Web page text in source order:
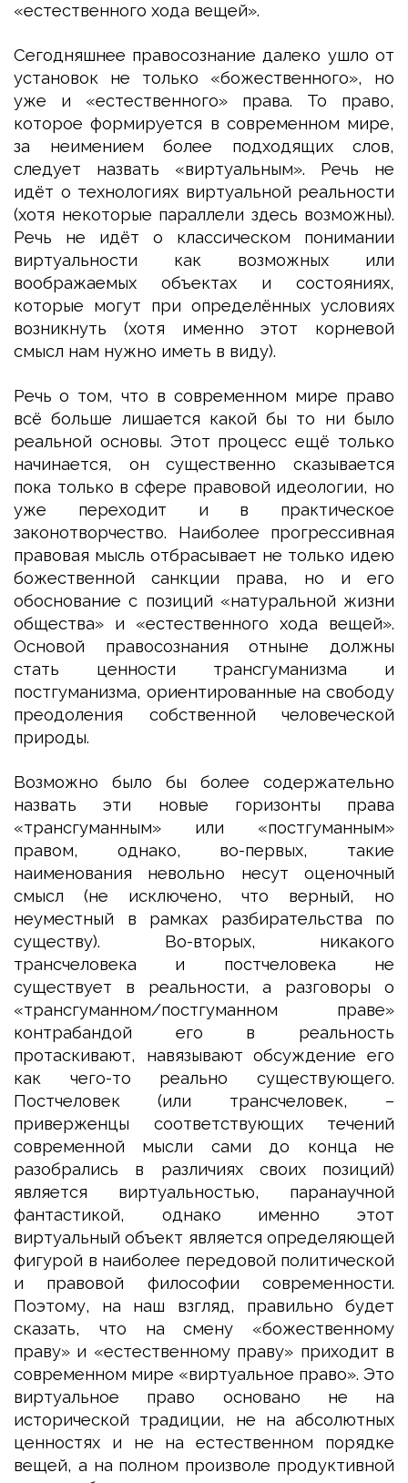
«естественного хода вещей».
Сегодняшнее правосознание далеко ушло от
установок не только «божественного», но
уже и «естественного» права. То право,
которое формируется в современном мире,
за неимением более подходящих слов,
следует назвать «виртуальным». Речь не
идёт о технологиях виртуальной реальности
(хотя некоторые параллели здесь возможны).
Речь не идёт о классическом понимании
виртуальности как возможных или
воображаемых объектах и состояниях,
которые могут при определённых условиях
возникнуть (хотя именно этот корневой
смысл нам нужно иметь в виду).
Речь о том, что в современном мире право
всё больше лишается какой бы то ни было
реальной основы. Этот процесс ещё только
начинается, он существенно сказывается
пока только в сфере правовой идеологии, но
уже переходит и в практическое
законотворчество. Наиболее прогрессивная
правовая мысль отбрасывает не только идею
божественной санкции права, но и его
обоснование с позиций «натуральной жизни
общества» и «естественного хода вещей».
Основой правосознания отныне должны
стать ценности трансгуманизма и
постгуманизма, ориентированные на свободу
преодоления собственной человеческой
природы.
Возможно было бы более содержательно
назвать эти новые горизонты права
«трансгуманным» или «постгуманным»
правом, однако, во-первых, такие
наименования невольно несут оценочный
смысл (не исключено, что верный, но
неуместный в рамках разбирательства по
существу). Во-вторых, никакого
трансчеловека и постчеловека не
существует в реальности, а разговоры о
«трансгуманном/постгуманном праве»
контрабандой его в реальность
протаскивают, навязывают обсуждение его
как чего-то реально существующего.
Постчеловек (или трансчеловек, –
приверженцы соответствующих течений
современной мысли сами до конца не
разобрались в различиях своих позиций)
является виртуальностью, паранаучной
фантастикой, однако именно этот
виртуальный объект является определяющей
фигурой в наиболее передовой политической
и правовой философии современности.
Поэтому, на наш взгляд, правильно будет
сказать, что на смену «божественному
праву» и «естественному праву» приходит в
современном мире «виртуальное право». Это
виртуальное право основано не на
исторической традиции, не на абсолютных
ценностях и не на естественном порядке
вещей, а на полном произволе продуктивной